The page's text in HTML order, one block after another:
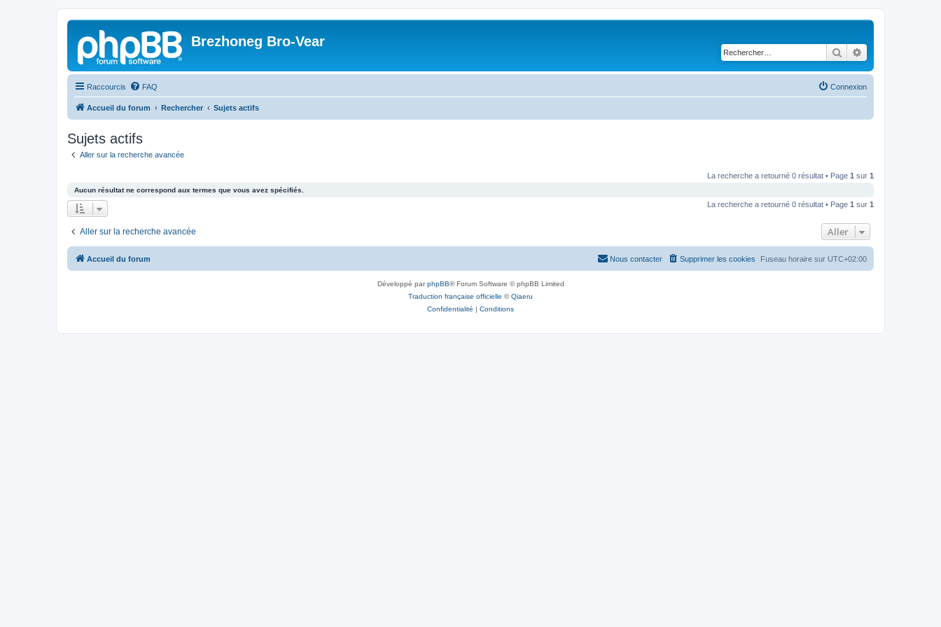
Brezhoneg Bro-Vear
Rechercher
Raccourcis FAQ Connexion
Accueil du forum Rechercher Sujets actifs
Sujets actifs
Aller sur la recherche avancée
La recherche a retourné 0 résultat • Page 1 sur 1
Aucun résultat ne correspond aux termes que vous avez spécifiés.
La recherche a retourné 0 résultat • Page 1 sur 1
Aller sur la recherche avancée Aller
Accueil du forum Fuseau horaire sur UTC+02:00
Supprimer les cookies
Nous contacter
Développé parphpBB® Forum Software © phpBB Limited
Traduction française officielle ©Qiaeru
Confidentialité | Conditions